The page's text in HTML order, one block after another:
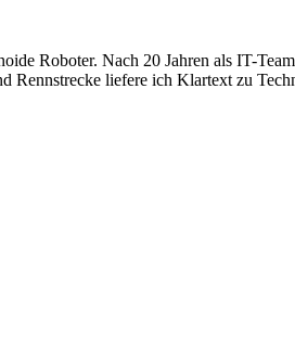
Roboter. Nach 20 Jahren als IT-
Rennstrecke liefere ich Klartext zu